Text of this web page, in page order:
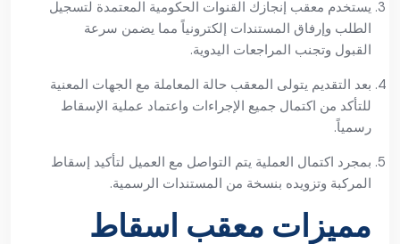
يستخدم معقب إنجازك القنوات الحكومية المعتمدة لتسجيل
الطلب وإرفاق المستندات إلكترونياً مما يضمن سرعة
القبول وتجنب المراجعات اليدوية.
بعد التقديم يتولى المعقب حالة المعاملة مع الجهات المعنية
للتأكد من اكتمال جميع الإجراءات واعتماد عملية الإسقاط
رسمياً.
بمجرد اكتمال العملية يتم التواصل مع العميل لتأكيد إسقاط
المركبة وتزويده بنسخة من المستندات الرسمية.
مميزات معقب اسقاط